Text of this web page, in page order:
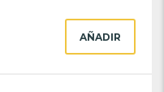
AÑADIR